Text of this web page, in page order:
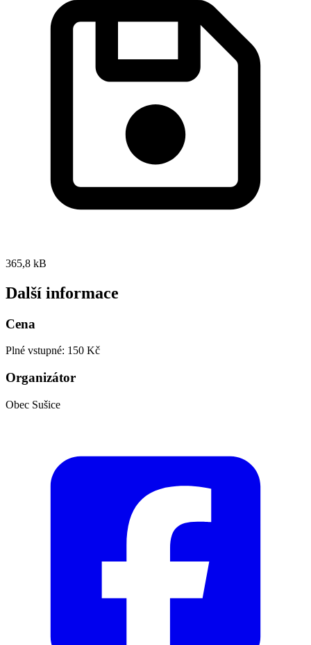
365,8 kB
Další informace
Cena
Plné vstupné: 150 Kč
Organizátor
Obec Sušice